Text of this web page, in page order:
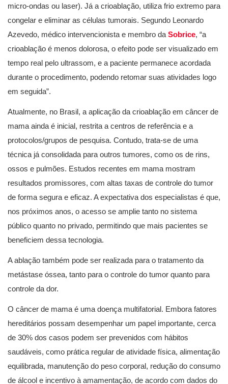
micro-ondas ou laser). Já a crioablação, utiliza frio extremo para
congelar e eliminar as células tumorais. Segundo Leonardo
Azevedo, médico intervencionista e membro daSobrice, “a
crioablação é menos dolorosa, o efeito pode ser visualizado em
tempo real pelo ultrassom, e a paciente permanece acordada
durante o procedimento, podendo retomar suas atividades logo
em seguida”.
Atualmente, no Brasil, a aplicação da crioablação em câncer de
mama ainda é inicial, restrita a centros de referência e a
protocolos/grupos de pesquisa. Contudo, trata-se de uma
técnica já consolidada para outros tumores, como os de rins,
ossos e pulmões. Estudos recentes em mama mostram
resultados promissores, com altas taxas de controle do tumor
de forma segura e eficaz. A expectativa dos especialistas é que,
nos próximos anos, o acesso se amplie tanto no sistema
público quanto no privado, permitindo que mais pacientes se
beneficiem dessa tecnologia.
A ablação também pode ser realizada para o tratamento da
metástase óssea, tanto para o controle do tumor quanto para
controle da dor.
O câncer de mama é uma doença multifatorial. Embora fatores
hereditários possam desempenhar um papel importante, cerca
de 30% dos casos podem ser prevenidos com hábitos
saudáveis, como prática regular de atividade física, alimentação
equilibrada, manutenção do peso corporal, redução do consumo
de álcool e incentivo à amamentação, de acordo com dados do